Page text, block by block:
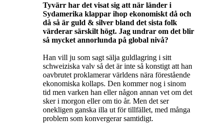
Tyvärr har det visat sig att när länder i
Sydamerika klappar ihop ekonomiskt då och
då så är guld & silver bland det sista folk
värderar särskilt högt. Jag undrar om det blir
så mycket annorlunda på global nivå?
Han vill ju som sagt sälja guldlagring i sitt
schweiziska valv så det är inte så konstigt att han
oavbrutet proklamerar världens nära förestående
ekonomiska kollaps. Den kommer nog i sinom
tid men varken han eller någon annan vet om det
sker i morgon eller om tio år. Men det ser
onekligen ganska illa ut för tillfället, med många
problem som konvergerar samtidigt.